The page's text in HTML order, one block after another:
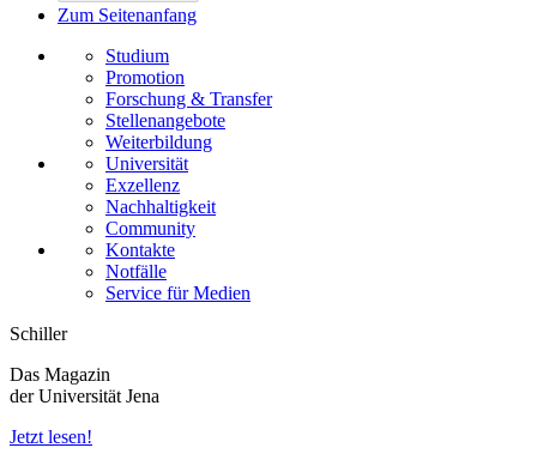
Zum Seitenanfang
Studium
Promotion
Forschung & Transfer
Stellenangebote
Weiterbildung
Universität
Exzellenz
Nachhaltigkeit
Community
Kontakte
Notfälle
Service für Medien
Schiller
Das Magazin
der Universität Jena
Jetzt lesen!